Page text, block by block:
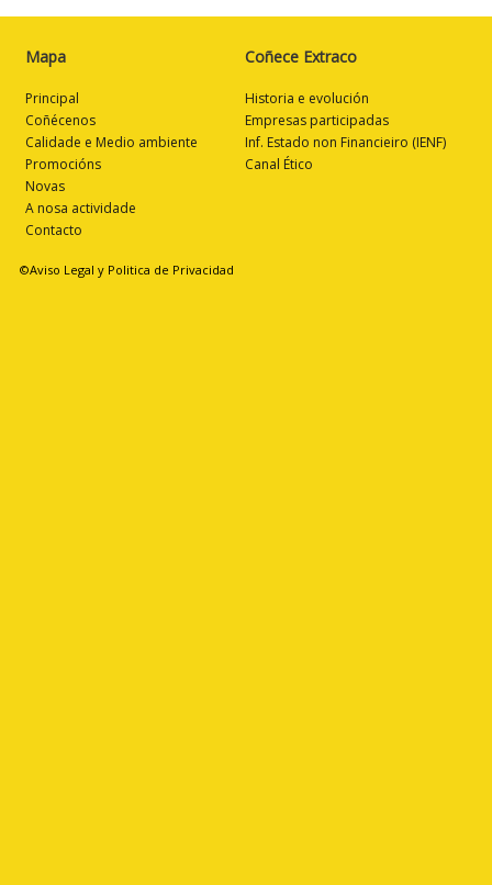
Mapa
Principal
Coñécenos
Calidade e Medio ambiente
Promocións
Novas
A nosa actividade
Contacto
Coñece Extraco
Historia e evolución
Empresas participadas
Inf. Estado non Financieiro (IENF)
Canal Ético
©Aviso Legal y Politica de Privacidad